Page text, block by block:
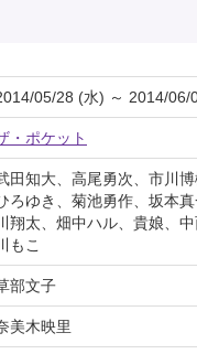
05/28 (水) ～ 2014/06/
・ポケット
田知大、高尾勇次、市川
ろゆき、菊池勇作、坂本
翔太、畑中ハル、貴娘、
もこ
部文子
美木映里